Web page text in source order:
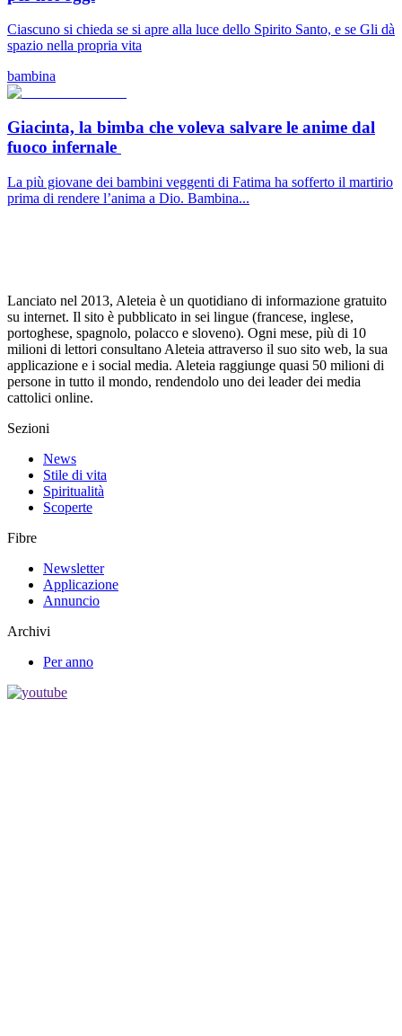
Ciascuno si chieda se si apre alla luce dello Spirito Santo, e se Gli dà
spazio nella propria vita
bambina
Giacinta, la bimba che voleva salvare le anime dal
fuoco infernale
La più giovane dei bambini veggenti di Fatima ha sofferto il martirio
prima di rendere l’anima a Dio. Bambina...
Lanciato nel 2013, Aleteia è un quotidiano di informazione gratuito
su internet. Il sito è pubblicato in sei lingue (francese, inglese,
portoghese, spagnolo, polacco e sloveno). Ogni mese, più di 10
milioni di lettori consultano Aleteia attraverso il suo sito web, la sua
applicazione e i social media. Aleteia raggiunge quasi 50 milioni di
persone in tutto il mondo, rendendolo uno dei leader dei media
cattolici online.
Sezioni
News
Stile di vita
Spiritualità
Scoperte
Fibre
Newsletter
Applicazione
Annuncio
Archivi
Per anno